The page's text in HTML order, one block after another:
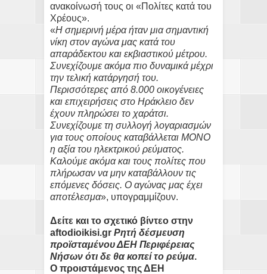
ανακοίνωσή τους οι «Πολίτες κατά του
Χρέους».
«Η σημερινή μέρα ήταν μια σημαντική
νίκη στον αγώνα μας κατά του
απαράδεκτου και εκβιαστικού μέτρου.
Συνεχίζουμε ακόμα πιο δυναμικά μέχρι
την τελική κατάργησή του.
Περισσότερες από 8.000 οικογένειες
και επιχειρήσεις στο Ηράκλειο δεν
έχουν πληρώσει το χαράτσι.
Συνεχίζουμε τη συλλογή λογαριασμών
για τους οποίους καταβάλλεται ΜΟΝΟ
η αξία του ηλεκτρικού ρεύματος.
Καλούμε ακόμα και τους πολίτες που
πλήρωσαν να μην καταβάλλουν τις
επόμενες δόσεις. Ο αγώνας μας έχει
αποτέλεσμα», υπογραμμίζουν.
Δείτε και το σχετικό βίντεο στην
aftodioikisi.gr Ρητή δέσμευση
προϊσταμένου ΔΕΗ Περιφέρειας
Νήσων ότι δε θα κοπεί το ρεύμα.
Ο προιστάμενος της ΔΕΗ